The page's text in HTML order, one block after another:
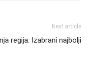
Next article
regija: Izabrani najbolji